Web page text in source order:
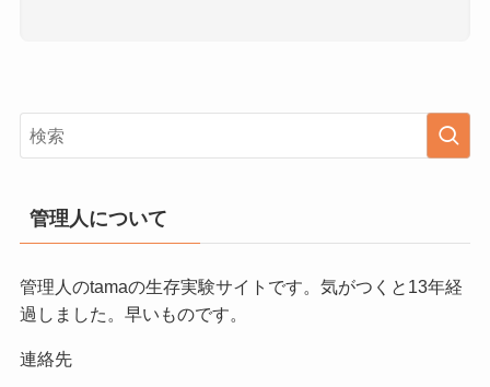
管理人について
管理人のtamaの生存実験サイトです。気がつくと13年経
過しました。早いものです。
連絡先